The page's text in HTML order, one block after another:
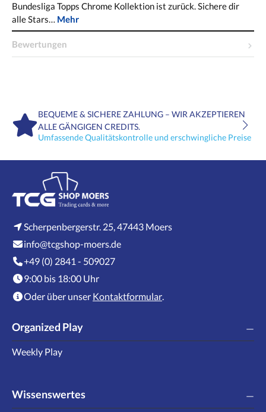
Bundesliga Topps Chrome Kollektion ist zurück. Sichere dir
alle Stars… Mehr
Bewertungen
BEQUEME & SICHERE ZAHLUNG – WIR AKZEPTIEREN
ALLE GÄNGIGEN CREDITS.
Umfassende Qualitätskontrolle und erschwingliche Preise
Scherpenbergerstr. 25, 47443 Moers
info@tcgshop-moers.de
+49 (0) 2841 - 509027
9:00 bis 18:00 Uhr
Oder über unser Kontaktformular.
Organized Play
Weekly Play
Wissenswertes